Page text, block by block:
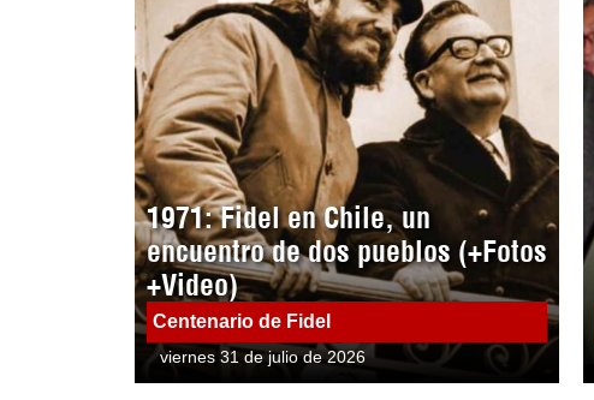
1971: Fidel en Chile, un
encuentro de dos pueblos (+Fotos
+Video)
Centenario de Fidel
viernes 31 de julio de 2026